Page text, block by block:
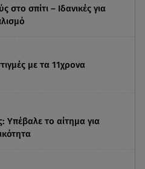
στο σπίτι – Ιδανικές για
με τα 11χρονα
Υπέβαλε το αίτημα για